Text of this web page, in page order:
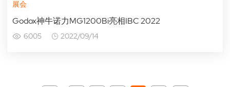
展会
Godox神牛诺力MG1200Bi亮相IBC 2022
6005 2022/09/14